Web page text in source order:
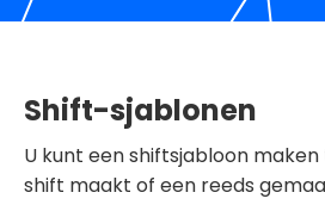
Shift-sjablonen
U kunt een shiftsjabloon
shift maakt of een reeds